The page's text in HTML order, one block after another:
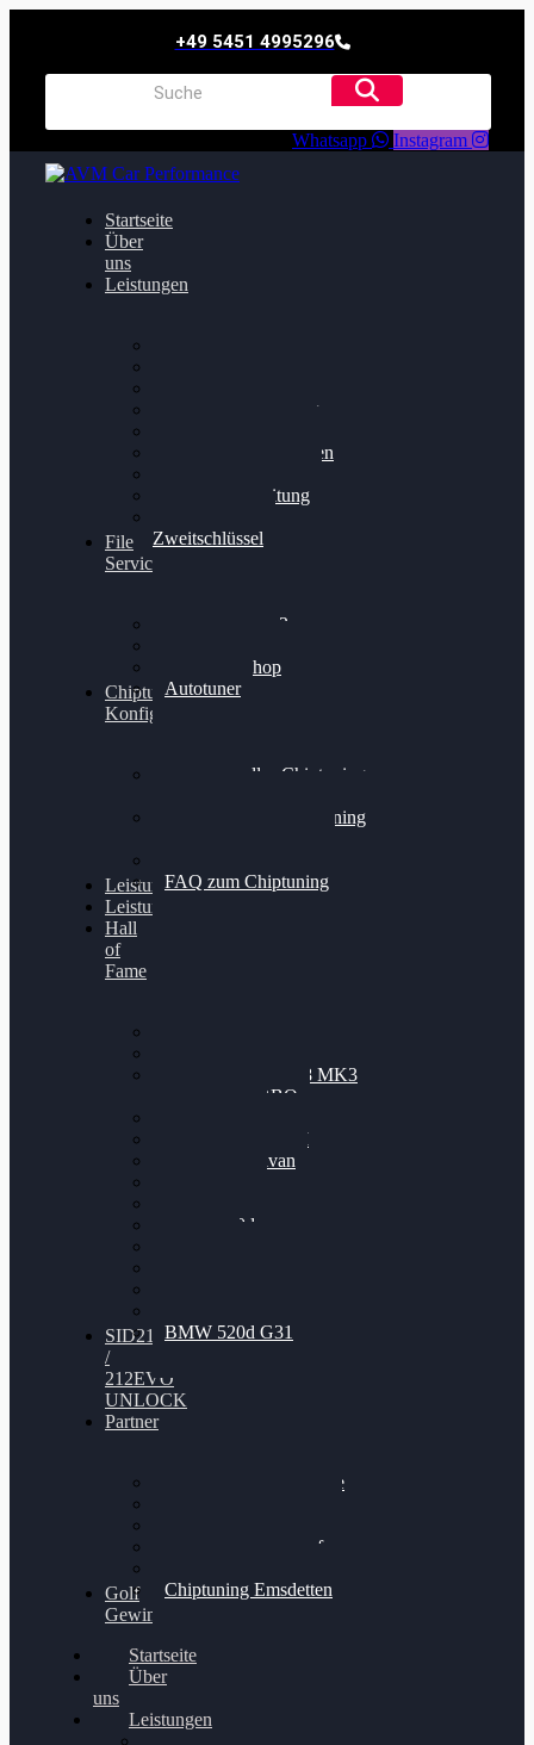
+49 5451 4995296
Whatsapp Instagram
Startseite
Über
uns
Leistungen
Getriebeoptimierung
Bremsscheiben planen
Felgenaufbereitung
Zweitschlüssel
File
Service
Alientech Kess3
Alientech Shop
Autotuner
Chiptuning
Konfigurator
Professionelles Chiptuning
Professionelles Chiptuning
FAQ zum Chiptuning
Leistungsmessung
Leistungsprüfstand
Hall
of
Fame
Nissan GT-R35 3.8 MK3
V6 TWINTURBO
VW Passat 2.0TDI
VW T6 Multivan
BMW 120d
BMW 520d G31
SID212
/
212EVO
UNLOCK
Partner
Bilgenroth Performance
Chiptuning Schüttorf
Chiptuning Emsdetten
Golf
Gewinnspiel
Startseite
Über
uns
Leistungen